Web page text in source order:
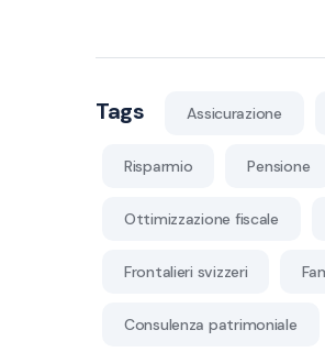
Tags Assicurazione
Risparmio Pensione
Ottimizzazione fiscale
Frontalieri svizzeri
Consulenza patrimoniale